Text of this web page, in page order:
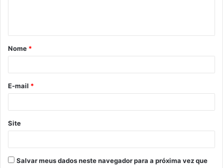
á
r
*
Nome *
E-mail *
Site
Salvar meus dados neste navegador para a próxima vez que